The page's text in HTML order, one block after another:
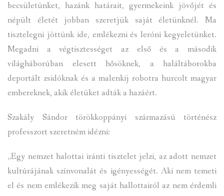
becsületünket, hazánk határait, gyermekeink jövőjét és
népült életét jobban szeretjük saját életünknél. Ma
tisztelegni jöttünk ide, emlékezni és leróni kegyeletünket.
Megadni a végtisztességet az első és a második
világháborúban elesett hősöknek, a haláltáborokba
deportált zsidóknak és a malenkij robotra hurcolt magyar
embereknek, akik életüket adták a hazáért.
Szakály Sándor törökkoppányi származású történész
professzort szeretném idézni:
„Egy nemzet halottai iránti tisztelet jelzi, az adott nemzet
kultúrájának színvonalát és igényességét. Aki nem temeti
el és nem emlékezik meg saját hallottairól az nem érdemli